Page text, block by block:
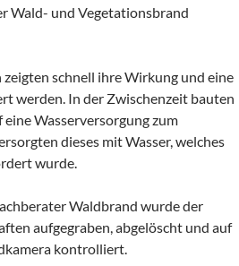
Wald- und Vegetationsbrand
schnell ihre Wirkung und eine
werden. In der Zwischenzeit bauten
Wasserversorgung zum
dieses mit Wasser, welches
wurde.
Waldbrand wurde der
aufgegraben, abgelöscht und auf
kontrolliert.